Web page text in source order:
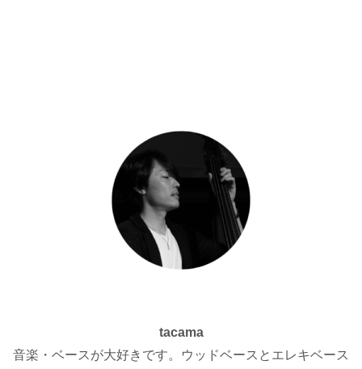
tacama
音楽・ベースが大好きです。ウッドベースとエレキベース